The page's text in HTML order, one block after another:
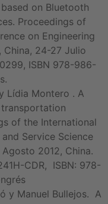
on Bluetooth
Proceedings of
on Engineering
China, 24-27 Julio
ISBN 978-986-
Lídia Montero . A
of the International
Service Science
Agosto 2012, China.
CDR, ISBN: 978-
y Manuel Bullejos. A